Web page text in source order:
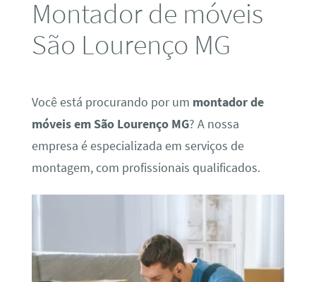
Montador de móveis
São Lourenço MG
Você está procurando por um montador de
móveis em São Lourenço MG? A nossa
empresa é especializada em serviços de
montagem, com profissionais qualificados.